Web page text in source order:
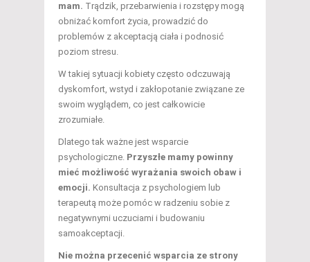
mam. Trądzik, przebarwienia i rozstępy mogą
obniżać komfort życia, prowadzić do
problemów z akceptacją ciała i podnosić
poziom stresu.
W takiej sytuacji kobiety często odczuwają
dyskomfort, wstyd i zakłopotanie związane ze
swoim wyglądem, co jest całkowicie
zrozumiałe.
Dlatego tak ważne jest wsparcie
psychologiczne. Przyszłe mamy powinny
mieć możliwość wyrażania swoich obaw i
emocji. Konsultacja z psychologiem lub
terapeutą może pomóc w radzeniu sobie z
negatywnymi uczuciami i budowaniu
samoakceptacji.
Nie można przecenić wsparcia ze strony